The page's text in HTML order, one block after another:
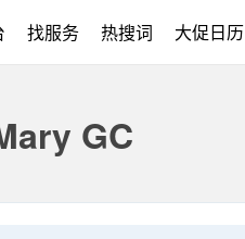
找服务 热搜词 大促日历
GC